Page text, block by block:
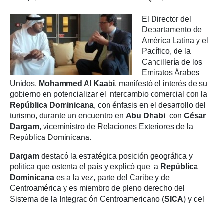
El Director del
Departamento de
América Latina y el
Pacífico, de la
Cancillería de los
Emiratos Árabes
Unidos, Mohammed Al Kaabi, manifestó el interés de su
gobierno en potencializar el intercambio comercial con la
República Dominicana, con énfasis en el desarrollo del
turismo, durante un encuentro en Abu Dhabi con César
Dargam, viceministro de Relaciones Exteriores de la
República Dominicana.
Dargam destacó la estratégica posición geográfica y
política que ostenta el país y explicó que la República
Dominicana es a la vez, parte del Caribe y de
Centroamérica y es miembro de pleno derecho del
Sistema de la Integración Centroamericano (SICA) y del